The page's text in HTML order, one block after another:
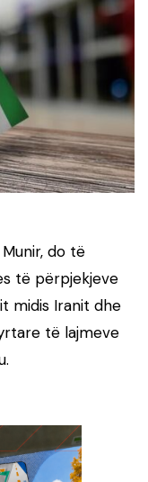
do të
të përpjekjeve
midis Iranit dhe
të lajmeve